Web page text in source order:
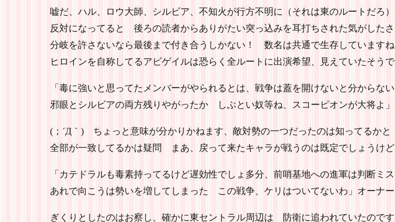
嘘だ、ハル、ロウ大師、シルビア、不知火が行方不明に（それは東のルートだろ）
反対になってると 後ろの読者からありがたい突っ込みを耳打ちされた気がしたさ
分岐を許さないなら最後まで付き合うしかない！ 数名は共通で生存していますね
ヒロインを自称してるアビゲイルは恐らく全ルートに出演希望、見えていたそうで
「毒に強いと思ってたメンバーがやられるとは、戦争は蓋を開けないと分からない
邪眼とシルビアの両方残りやがったか しぶとい奴等ね、スコーピオンが大将よ」
(；´Д｀) ちょっと意味が分かりかねます、敵対勢の一つだったのは知ってるかと
全部が一致してるかは疑問 まあ、戻って来たキャラが戦うのは既定でしょうけど
「カテドラルも毒素持ってるけど遅効性でしょ多分、前哨基地への進軍は判断ミス
あれで向こうは勢いを増してしまった この戦争、ケリはついてないわ」オーナー
ぎくりとしたのはお察し、確かに東セントラル周辺は 防衛に追われていたのです